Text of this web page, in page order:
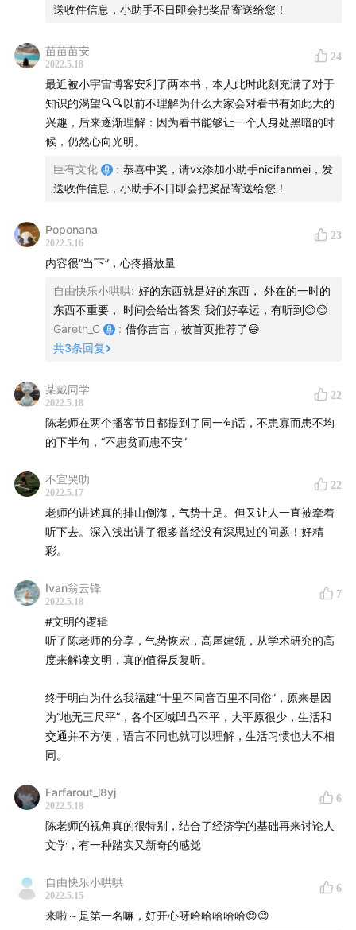
徐轶青，斯坦福大学政治系助理教授，播客《随机游走》
Highlights
书名的由来：有没有“史”字的背后考量。
史值得研究的只有一件事——工业革命。
题。
对于区域发展差异的追问，最终是否都归于地理或
气候要素？
依然存在？
儒家文化发挥的作用与儒家文化演进的逻辑，二者
01:06:45核武与全球变暖这两项新型风险，人类文明是否
可以应对？
01:17:27十余年的写作历程中，本书如何生长和演进？
01:23:30从金融学到经济史，归根结底是以自身的研究兴
趣为指引。
Reference
陈志武《文明的逻辑》
BGM
程锦远《我的好大歌》
送收件信息，小助手不日即会把奖品寄送给您！
苗苗苗安
2022.5.18
24
最近被小宇宙博客安利了两本书，本人此时此刻充满了对于
知识的渴望🔍🔍以前不理解为什么大家会对看书有如此大的
兴趣，后来逐渐理解：因为看书能够让一个人身处黑暗的时
候，仍然心向光明。
巨有文化 : 恭喜中奖，请vx添加小助手nicifanmei，发
送收件信息，小助手不日即会把奖品寄送给您！
Poponana
2022.5.16
23
内容很“当下”，心疼播放量
自由快乐小哄哄: 好的东西就是好的东西， 外在的一时的
东西不重要， 时间会给出答案 我们好幸运，有听到😊😊
Gareth_C
: 借你吉言，被首页推荐了😄
共3条回复
某戴同学
2022.5.18
22
陈老师在两个播客节目都提到了同一句话，不患寡而患不均
的下半句，“不患贫而患不安”
不宜哭叻
2022.5.17
22
老师的讲述真的排山倒海，气势十足。但又让人一直被牵着
听下去。深入浅出讲了很多曾经没有深思过的问题！好精
彩。
Ivan翁云锋
2022.5.18
7
#文明的逻辑
听了陈老师的分享，气势恢宏，高屋建瓴，从学术研究的高
度来解读文明，真的值得反复听。
终于明白为什么我福建“十里不同音百里不同俗”，原来是因
为“地无三尺平”，各个区域凹凸不平，大平原很少，生活和
交通并不方便，语言不同也就可以理解，生活习惯也大不相
同。
Farfarout_l8yj
2022.5.18
6
陈老师的视角真的很特别，结合了经济学的基础再来讨论人
文学，有一种踏实又新奇的感觉
自由快乐小哄哄
2022.5.15
6
来啦～是第一名嘛，好开心呀哈哈哈哈哈😊😊